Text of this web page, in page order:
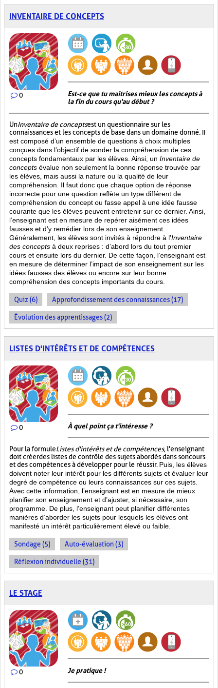
INVENTAIRE DE CONCEPTS
0
Est-ce que tu maitrises mieux les concepts à
la fin du cours qu'au début ?
UnInventaire de conceptsest un questionnaire sur les
connaissances et les concepts de base dans un domaine donné. Il
est composé d’un ensemble de questions à choix multiples
conçues dans l’objectif de sonder la compréhension de ces
concepts fondamentaux par les élèves. Ainsi, un Inventaire de
concepts évalue non seulement la bonne réponse trouvée par
les élèves, mais aussi la nature ou la qualité de leur
compréhension. Il faut donc que chaque option de réponse
incorrecte pour une question reflète un type différent de
compréhension du concept ou fasse appel à une idée fausse
courante que les élèves peuvent entretenir sur ce dernier. Ainsi,
l’enseignant est en mesure de repérer aisément ces idées
fausses et d’y remédier lors de son enseignement.
Généralement, les élèves sont invités à répondre à l’Inventaire
des concepts à deux reprises : d’abord lors du tout premier
cours et ensuite lors du dernier. De cette façon, l’enseignant est
en mesure de déterminer l’impact de son enseignement sur les
idées fausses des élèves ou encore sur leur bonne
compréhension des concepts importants du cours.
Quiz (6) Approfondissement des connaissances (17)
Évolution des apprentissages (2)
LISTES D'INTÉRÊTS ET DE COMPÉTENCES
0 À quel point ça t'intéresse ?
Pour la formuleListes d'intérêts et de compétences, l'enseignant
doit créer des listes de contrôle des sujets abordés dans son cours
et des compétences à développer pour le réussir. Puis, les élèves
doivent noter leur intérêt pour les différents sujets et évaluer leur
degré de compétence ou leurs connaissances sur ces sujets.
Avec cette information, l’enseignant est en mesure de mieux
planifier son enseignement et d’ajuster, si nécessaire, son
programme. De plus, l’enseignant peut planifier différentes
manières d’aborder les sujets pour lesquels les élèves ont
manifesté un intérêt particulièrement élevé ou faible.
Sondage (5) Auto-évaluation (3)
Réflexion individuelle (31)
LE STAGE
0 Je pratique !